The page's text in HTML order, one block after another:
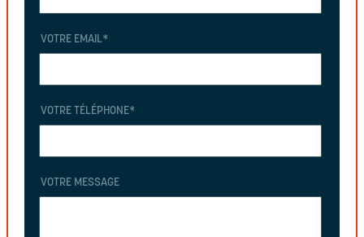
VOTRE EMAIL*
VOTRE TÉLÉPHONE*
VOTRE MESSAGE